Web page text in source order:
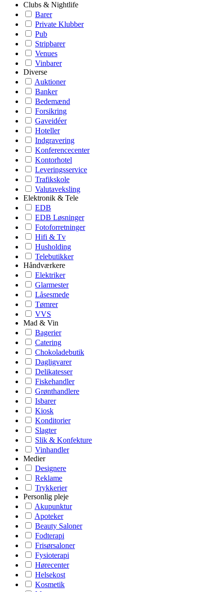
Clubs & Nightlife
Barer
Private Klubber
Pub
Stripbarer
Venues
Vinbarer
Diverse
Auktioner
Banker
Bedemænd
Forsikring
Gaveidéer
Hoteller
Indgravering
Konferencecenter
Kontorhotel
Leveringsservice
Trafikskole
Valutaveksling
Elektronik & Tele
EDB
EDB Løsninger
Fotoforretninger
Hifi & Tv
Husholding
Telebutikker
Håndværkere
Elektriker
Glarmester
Låsesmede
Tømrer
VVS
Mad & Vin
Bagerier
Catering
Chokoladebutik
Dagligvarer
Delikatesser
Fiskehandler
Grønthandlere
Isbarer
Kiosk
Konditorier
Slagter
Slik & Konfekture
Vinhandler
Medier
Designere
Reklame
Trykkerier
Personlig pleje
Akupunktur
Apoteker
Beauty Saloner
Fodterapi
Frisørsaloner
Fysioterapi
Hørecenter
Helsekost
Kosmetik